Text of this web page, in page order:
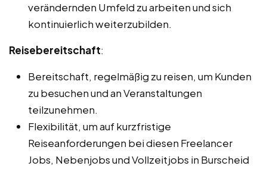
verändernden Umfeld zu arbeiten und sich
kontinuierlich weiterzubilden.
Reisebereitschaft:
Bereitschaft, regelmäßig zu reisen, um Kunden
zu besuchen und an Veranstaltungen
teilzunehmen.
Flexibilität, um auf kurzfristige
Reiseanforderungen bei diesen Freelancer
Jobs, Nebenjobs und Vollzeitjobs in Burscheid